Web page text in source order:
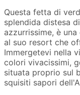
Questa fetta di
splendida distesa
azzurrissime, è
al suo resort che
Immergetevi nella
colori vivacissimi,
situata proprio sul
squisiti sapori